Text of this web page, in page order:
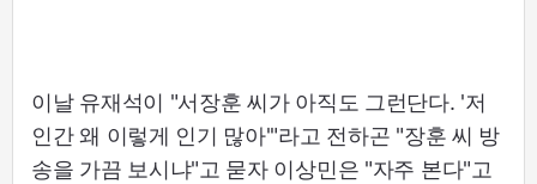
이날 유재석이 "서장훈 씨가 아직도 그런단다. '저
인간 왜 이렇게 인기 많아'"라고 전하곤 "장훈 씨 방
송을 가끔 보시냐"고 묻자 이상민은 "자주 본다"고